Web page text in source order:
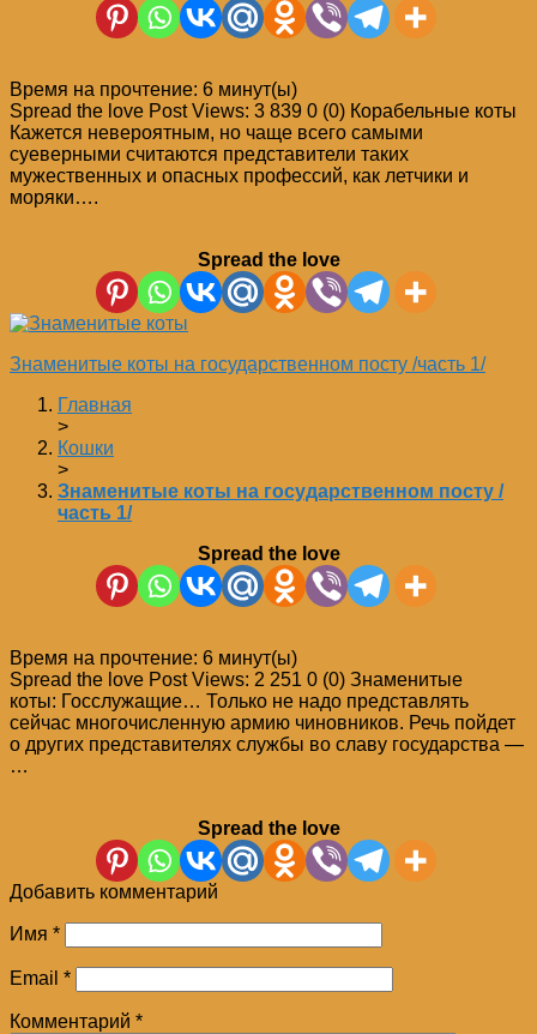
Время на прочтение: 6 минут(ы)
Spread the love Post Views: 3 839 0 (0) Корабельные коты
Кажется невероятным, но чаще всего самыми
суеверными считаются представители таких
мужественных и опасных профессий, как летчики и
моряки….
Spread the love
Знаменитые коты на государственном посту /часть 1/
Главная
>
Кошки
>
Знаменитые коты на государственном посту /
часть 1/
Spread the love
Время на прочтение: 6 минут(ы)
Spread the love Post Views: 2 251 0 (0) Знаменитые
коты: Госслужащие… Только не надо представлять
сейчас многочисленную армию чиновников. Речь пойдет
о других представителях службы во славу государства —
…
Spread the love
Добавить комментарий
Имя *
Email *
Комментарий *